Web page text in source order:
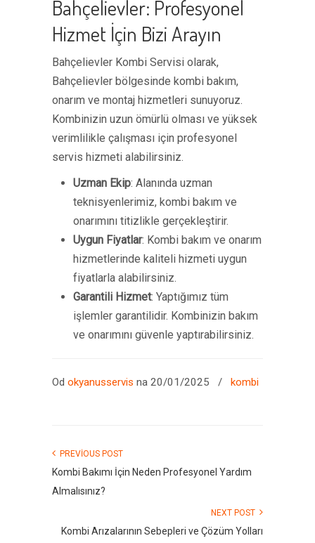
Bahçelievler: Profesyonel
Hizmet İçin Bizi Arayın
Bahçelievler Kombi Servisi olarak,
Bahçelievler bölgesinde kombi bakım,
onarım ve montaj hizmetleri sunuyoruz.
Kombinizin uzun ömürlü olması ve yüksek
verimlilikle çalışması için profesyonel
servis hizmeti alabilirsiniz.
Uzman Ekip: Alanında uzman
teknisyenlerimiz, kombi bakım ve
onarımını titizlikle gerçekleştirir.
Uygun Fiyatlar: Kombi bakım ve onarım
hizmetlerinde kaliteli hizmeti uygun
fiyatlarla alabilirsiniz.
Garantili Hizmet: Yaptığımız tüm
işlemler garantilidir. Kombinizin bakım
ve onarımını güvenle yaptırabilirsiniz.
Od okyanusservis na 20/01/2025 / kombi
PREVIOUS POST
Kombi Bakımı İçin Neden Profesyonel Yardım
Almalısınız?
NEXT POST
Kombi Arızalarının Sebepleri ve Çözüm Yolları